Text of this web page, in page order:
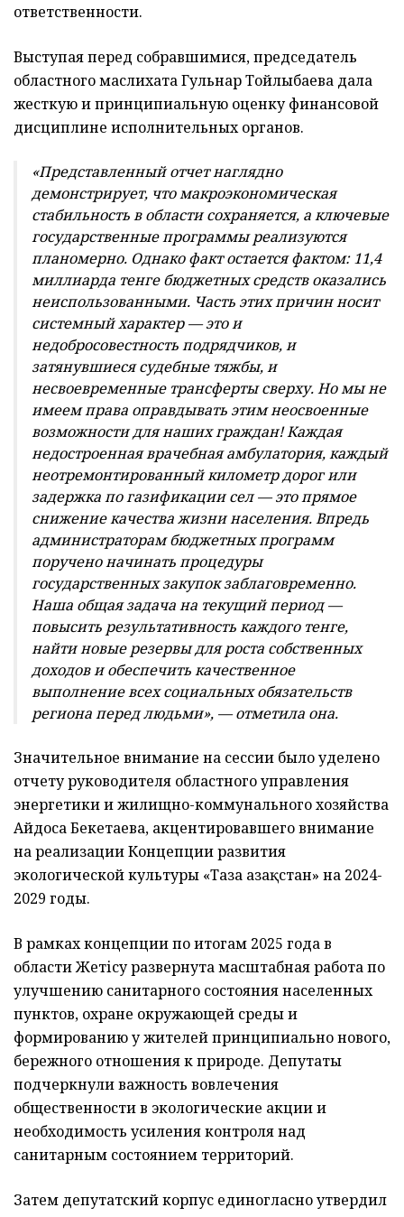
ответственности.
Выступая перед собравшимися, председатель
областного маслихата Гульнар Тойлыбаева дала
жесткую и принципиальную оценку финансовой
дисциплине исполнительных органов.
«Представленный отчет наглядно
демонстрирует, что макроэкономическая
стабильность в области сохраняется, а ключевые
государственные программы реализуются
планомерно. Однако факт остается фактом: 11,4
миллиарда тенге бюджетных средств оказались
неиспользованными. Часть этих причин носит
системный характер — это и
недобросовестность подрядчиков, и
затянувшиеся судебные тяжбы, и
несвоевременные трансферты сверху. Но мы не
имеем права оправдывать этим неосвоенные
возможности для наших граждан! Каждая
недостроенная врачебная амбулатория, каждый
неотремонтированный километр дорог или
задержка по газификации сел — это прямое
снижение качества жизни населения. Впредь
администраторам бюджетных программ
поручено начинать процедуры
государственных закупок заблаговременно.
Наша общая задача на текущий период —
повысить результативность каждого тенге,
найти новые резервы для роста собственных
доходов и обеспечить качественное
выполнение всех социальных обязательств
региона перед людьми», — отметила она.
Значительное внимание на сессии было уделено
отчету руководителя областного управления
энергетики и жилищно-коммунального хозяйства
Айдоса Бекетаева, акцентировавшего внимание
на реализации Концепции развития
экологической культуры «Таза Қазақстан» на 2024-
2029 годы.
В рамках концепции по итогам 2025 года в
области Жетісу развернута масштабная работа по
улучшению санитарного состояния населенных
пунктов, охране окружающей среды и
формированию у жителей принципиально нового,
бережного отношения к природе. Депутаты
подчеркнули важность вовлечения
общественности в экологические акции и
необходимость усиления контроля над
санитарным состоянием территорий.
Затем депутатский корпус единогласно утвердил